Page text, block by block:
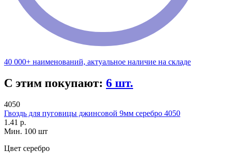
40 000+ наименований, актуальное наличие на складе
С этим покупают: 6 шт.
4050
Гвоздь для пуговицы джинсовой 9мм серебро 4050
1.41 р.
Мин. 100 шт
Цвет серебро